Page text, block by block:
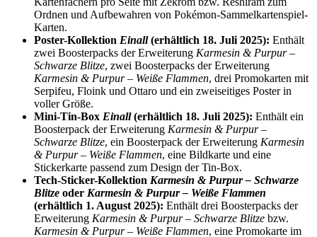
Ordnen und Aufbewahren von Pokémon-Sammelkartenspiel-
Karten.
Poster-Kollektion Einall(erhältlich 18. Juli 2025): Enthält
zwei Boosterpacks der Erweiterung Karmesin & Purpur –
Schwarze Blitze, zwei Boosterpacks der Erweiterung
Karmesin & Purpur – Weiße Flammen, drei Promokarten mit
Serpifeu, Floink und Ottaro und ein zweiseitiges Poster in
voller Größe.
Mini-Tin-Box Einall(erhältlich 18. Juli 2025): Enthält ein
Boosterpack der Erweiterung Karmesin & Purpur –
Schwarze Blitze, ein Boosterpack der Erweiterung Karmesin
& Purpur – Weiße Flammen, eine Bildkarte und eine
Stickerkarte passend zum Design der Tin-Box.
Tech-Sticker-Kollektion Karmesin & Purpur – Schwarze
Blitze oder Karmesin & Purpur – Weiße Flammen
(erhältlich 1. August 2025): Enthält drei Boosterpacks der
Erweiterung Karmesin & Purpur – Schwarze Blitze bzw.
Karmesin & Purpur – Weiße Flammen, eine Promokarte im